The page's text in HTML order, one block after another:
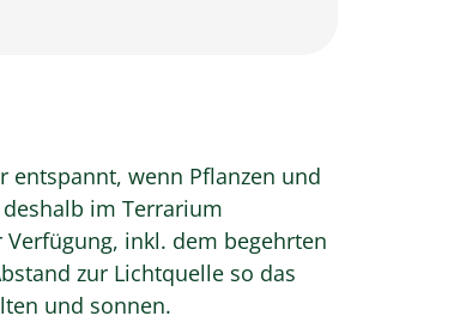
entspannt, wenn Pflanzen und
im Terrarium
inkl. dem begehrten
zur Lichtquelle so das
und sonnen.